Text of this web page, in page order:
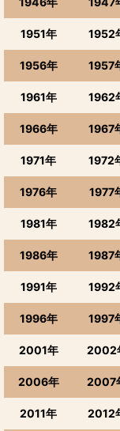
1951年 1952
1956年 1957
1961年 1962
1966年 1967
1971年 1972
1976年 1977
1981年 1982
1986年 1987
1991年 1992
1996年 1997
2001年 2002
2006年 2007
2011年 2012